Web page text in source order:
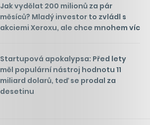
Jak vydělat 200 milionů za pár
měsíců? Mladý investor to zvládl s
akciemi Xeroxu, ale chce mnohem víc
Startupová apokalypsa: Před lety
měl populární nástroj hodnotu 11
miliard dolarů, teď se prodal za
desetinu